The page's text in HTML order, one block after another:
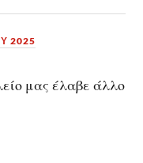
2025
μας έλαβε άλλο